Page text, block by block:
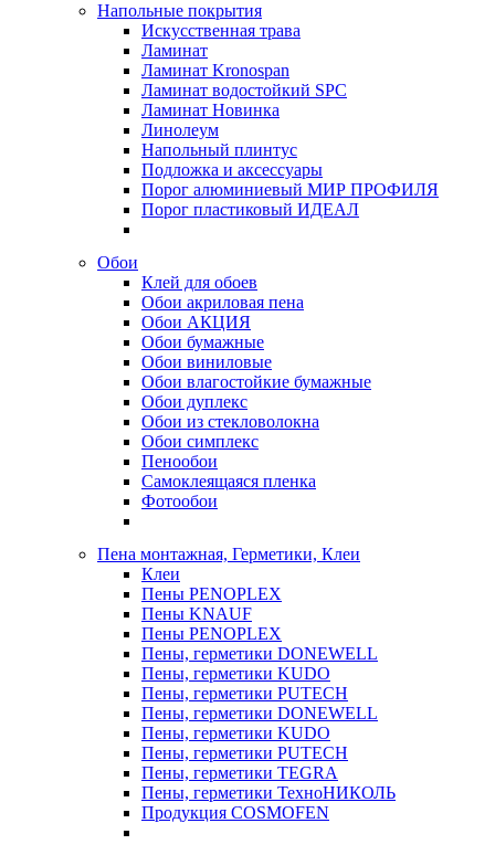
Напольные покрытия
Искусственная трава
Ламинат
Ламинат Kronospan
Ламинат водостойкий SPC
Ламинат Новинка
Линолеум
Напольный плинтус
Подложка и аксессуары
Порог алюминиевый МИР ПРОФИЛЯ
Порог пластиковый ИДЕАЛ
Обои
Клей для обоев
Обои акриловая пена
Обои АКЦИЯ
Обои бумажные
Обои виниловые
Обои влагостойкие бумажные
Обои дуплекс
Обои из стекловолокна
Обои симплекс
Пенообои
Самоклеящаяся пленка
Фотообои
Пена монтажная, Герметики, Клеи
Клеи
Пены PENOPLEX
Пены KNAUF
Пены PENOPLEX
Пены, герметики DONEWELL
Пены, герметики KUDO
Пены, герметики PUTECH
Пены, герметики DONEWELL
Пены, герметики KUDO
Пены, герметики PUTECH
Пены, герметики TEGRA
Пены, герметики ТехноНИКОЛЬ
Продукция COSMOFEN